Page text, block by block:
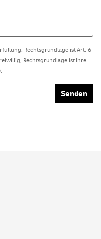
Rechtsgrundlage ist Art. 6
Rechtsgrundlage ist Ihre
Senden